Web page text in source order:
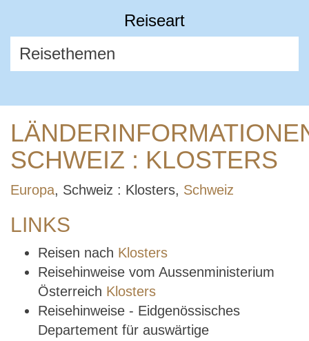
Reiseart
SCHWEIZ : KLOSTERS
Europa, Schweiz : Klosters, Schweiz
LINKS
Reisen nach Klosters
Reisehinweise vom Aussenministerium
Österreich Klosters
Reisehinweise - Eidgenössisches
Departement für auswärtige